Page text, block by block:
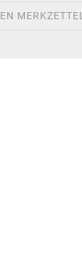
MERKZETTEL